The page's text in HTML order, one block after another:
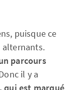
puisque ce
alternants.
parcours
il y a
qui est marqué